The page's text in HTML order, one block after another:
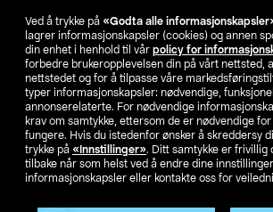
Ved å trykke på «Godta alle
lagrer informasjonskapsler (cookies) og annen
din enhet i henhold til vår policy for
forbedre brukeropplevelsen din på vårt nettsted,
nettstedet og for å tilpasse våre
typer informasjonskapsler: nødvendige,
annonserelaterte. For nødvendige
krav om samtykke, ettersom de er nødvendige
fungere. Hvis du istedenfor ønsker å skreddersy
trykke på «Innstillinger». Ditt samtykke er frivillig
tilbake når som helst ved å endre dine
informasjonskapsler eller kontakte oss for
Finn din butikk
SE NO FI